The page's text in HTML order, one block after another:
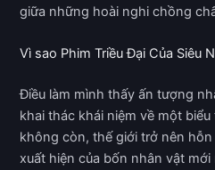
giữa những hoài nghi chồng
Vì sao Phim Triều Đại Của Siêu
Điều làm mình thấy ấn tượng
khai thác khái niệm về một
không còn, thế giới trở nên
xuất hiện của bốn nhân vật